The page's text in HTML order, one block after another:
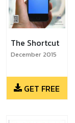
The Shortcut
December 2015
GET FREE